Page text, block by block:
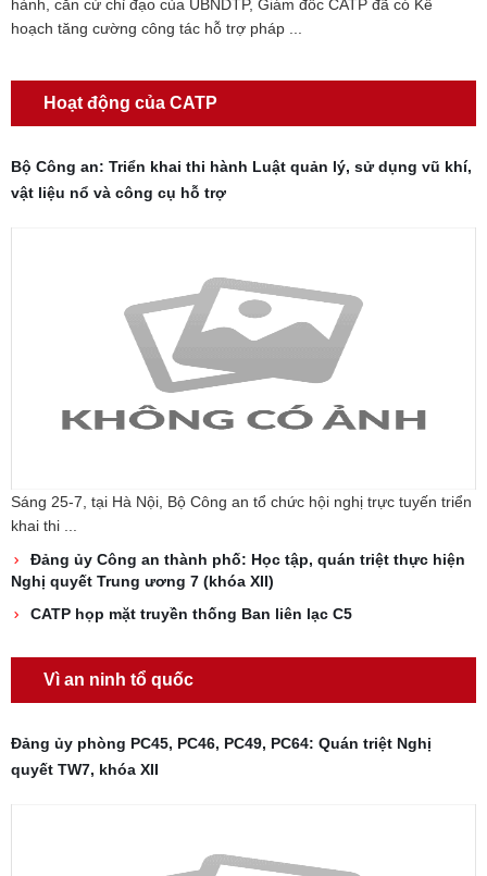
hành, căn cứ chỉ đạo của UBNDTP, Giám đốc CATP đã có Kế
hoạch tăng cường công tác hỗ trợ pháp ...
Hoạt động của CATP
Bộ Công an: Triển khai thi hành Luật quản lý, sử dụng vũ khí,
vật liệu nổ và công cụ hỗ trợ
Sáng 25-7, tại Hà Nội, Bộ Công an tổ chức hội nghị trực tuyến triển
khai thi ...
Đảng ủy Công an thành phố: Học tập, quán triệt thực hiện
Nghị quyết Trung ương 7 (khóa XII)
CATP họp mặt truyền thống Ban liên lạc C5
Vì an ninh tổ quốc
Đảng ủy phòng PC45, PC46, PC49, PC64: Quán triệt Nghị
quyết TW7, khóa XII